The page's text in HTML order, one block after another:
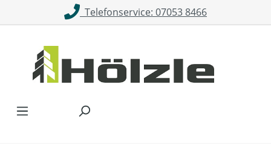
Zum Hauptinhalt springenTelefonservice: 07053 8466